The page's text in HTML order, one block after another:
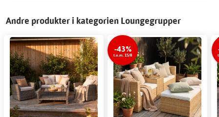
Andre produkter i kategorien Loungegrupper
-43%
t.o.m. 15/8